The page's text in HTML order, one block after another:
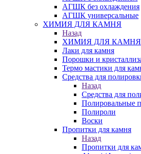
АГШК без охлаждения
АГШК универсальные
ХИМИЯ ДЛЯ КАМНЯ
Назад
ХИМИЯ ДЛЯ КАМНЯ
Лаки для камня
Порошки и
Термо мастики для
Средства для
Назад
Средства для
Полировальные
Полироли
Воски
Пропитки для камня
Назад
Пропитки для